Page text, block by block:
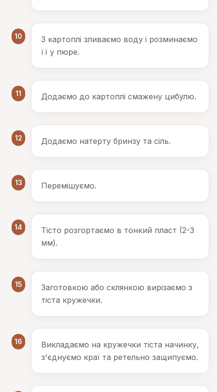
10
З картоплі зливаємо воду і розминаємо
її у пюре.
11 Додаємо до картоплі смажену цибулю.
12 Додаємо натерту бринзу та сіль.
13 Перемішуємо.
14
Тісто розгортаємо в тонкий пласт (2-3
мм).
15
Заготовкою або склянкою вирізаємо з
тіста кружечки.
16
Викладаємо на кружечки тіста начинку,
з'єднуємо краї та ретельно защипуємо.